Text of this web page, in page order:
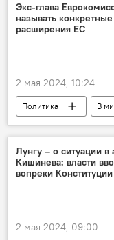
Экс-глава
называть
расширения ЕС
2 мая 2024, 10:24
Политика
В
Европейский союз
Лунгу – о ситуации в
Кишинева: власти
вопреки Конституции
2 мая 2024, 09:00